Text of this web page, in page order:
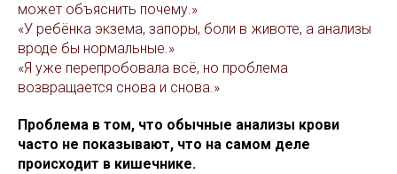
может объяснить почему.»
«У ребёнка экзема, запоры, боли в животе, а анализы
вроде бы нормальные.»
«Я уже перепробовала всё, но проблема
возвращается снова и снова.»
Проблема в том, что обычные анализы крови
часто не показывают, что на самом деле
происходит в кишечнике.